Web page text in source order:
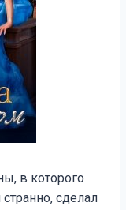
в которого
сделал